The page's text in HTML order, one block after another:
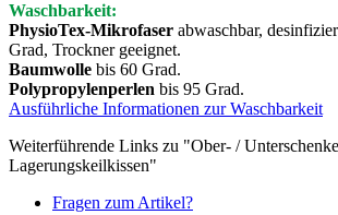
Waschbarkeit:
PhysioTex-Mikrofaser abwaschbar,
Grad, Trockner geeignet.
Baumwolle bis 60 Grad.
Polypropylenperlen bis 95 Grad.
Ausführliche Informationen zur Waschbarkeit
Weiterführende Links zu "Ober- /
Lagerungskeilkissen"
Fragen zum Artikel?